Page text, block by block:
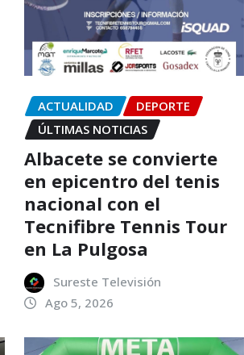
ACTUALIDAD
DEPORTE
ÚLTIMAS NOTICIAS
Albacete se convierte
en epicentro del tenis
nacional con el
Tecnifibre Tennis Tour
en La Pulgosa
Sureste Televisión
Ago 5, 2026